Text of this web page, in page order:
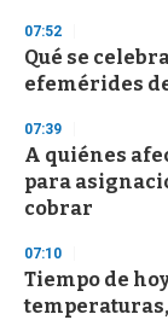
s
e
c
o
d
s
07:52
Qué se
efemérides
07:39
A quiénes
para
cobrar
07:10
Tiempo de